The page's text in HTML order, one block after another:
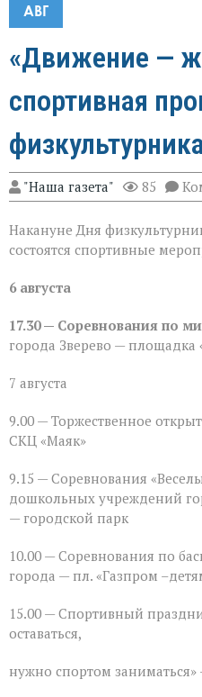
АВГ
«Движение —
спортивная
"Наша газета" 85
Накануне Дня
состоятся спортивные
6 августа
17.30 — Соревнования по
города Зверево — площадка
7 августа
9.00 — Торжественное
СКЦ «Маяк»
9.15 — Соревнования
дошкольных учреждений
— городской парк
10.00 — Соревнования по
города — пл. «Газпром
15.00 — Спортивный
оставаться,
нужно спортом